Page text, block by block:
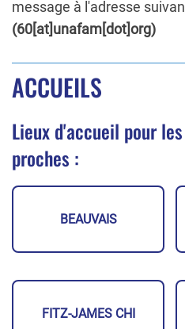
message à l'adresse
(60[at]unafam[dot]org)
ACCUEILS
Lieux d'accueil pour
proches :
BEAUVAIS
FITZ-JAMES CHI